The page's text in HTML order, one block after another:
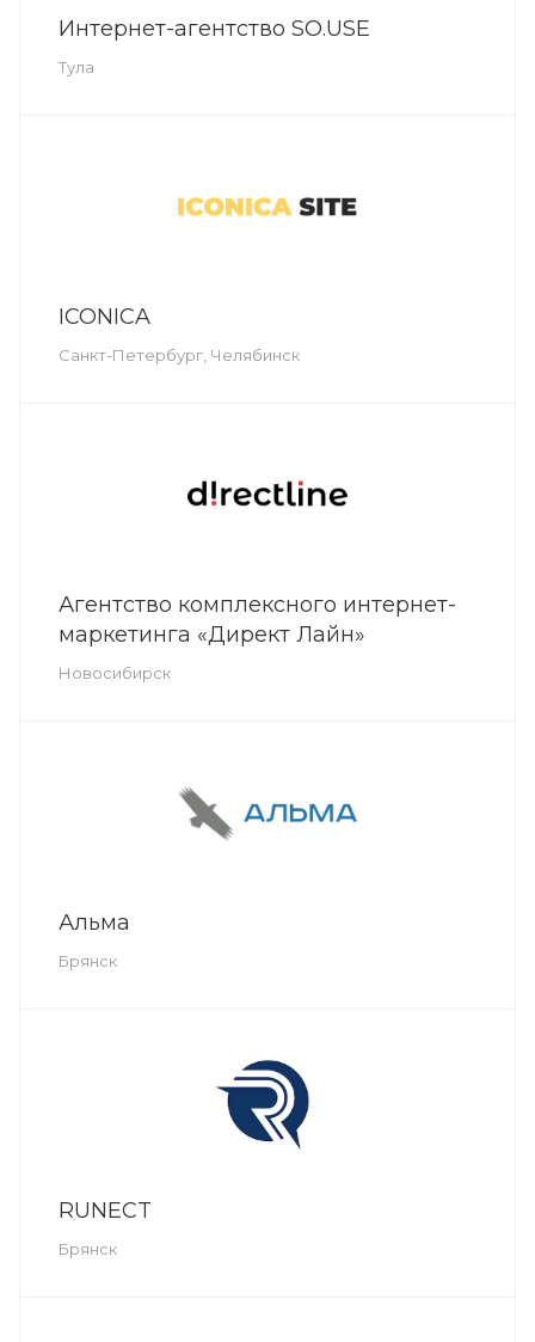
Интернет-агентство SO.USE
Тула
ICONICA
Санкт-Петербург, Челябинск
Агентство комплексного интернет-
маркетинга «Директ Лайн»
Новосибирск
Альма
Брянск
RUNECT
Брянск